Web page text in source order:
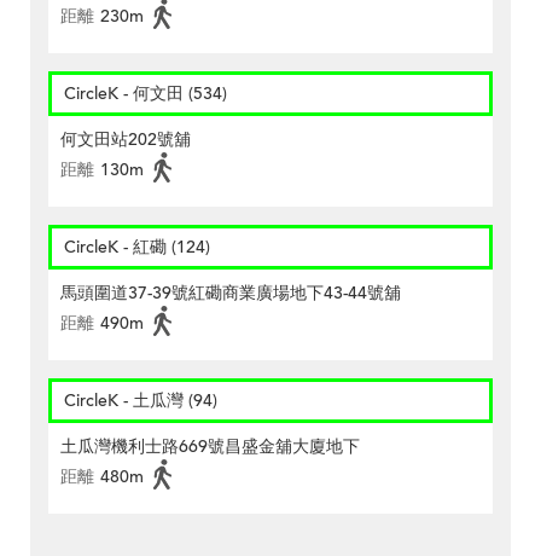
距離 230m
CircleK - 何文田 (534)
何文田站202號舖
距離 130m
CircleK - 紅磡 (124)
馬頭圍道37-39號紅磡商業廣場地下43-44號舖
距離 490m
CircleK - 土瓜灣 (94)
土瓜灣機利士路669號昌盛金舖大廈地下
距離 480m